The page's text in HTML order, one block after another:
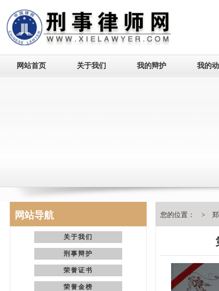
网站首页 关于我们 我的辩护 我的
网站导航
关于我们
刑事辩护
荣誉证书
荣誉金榜
您的位置： >